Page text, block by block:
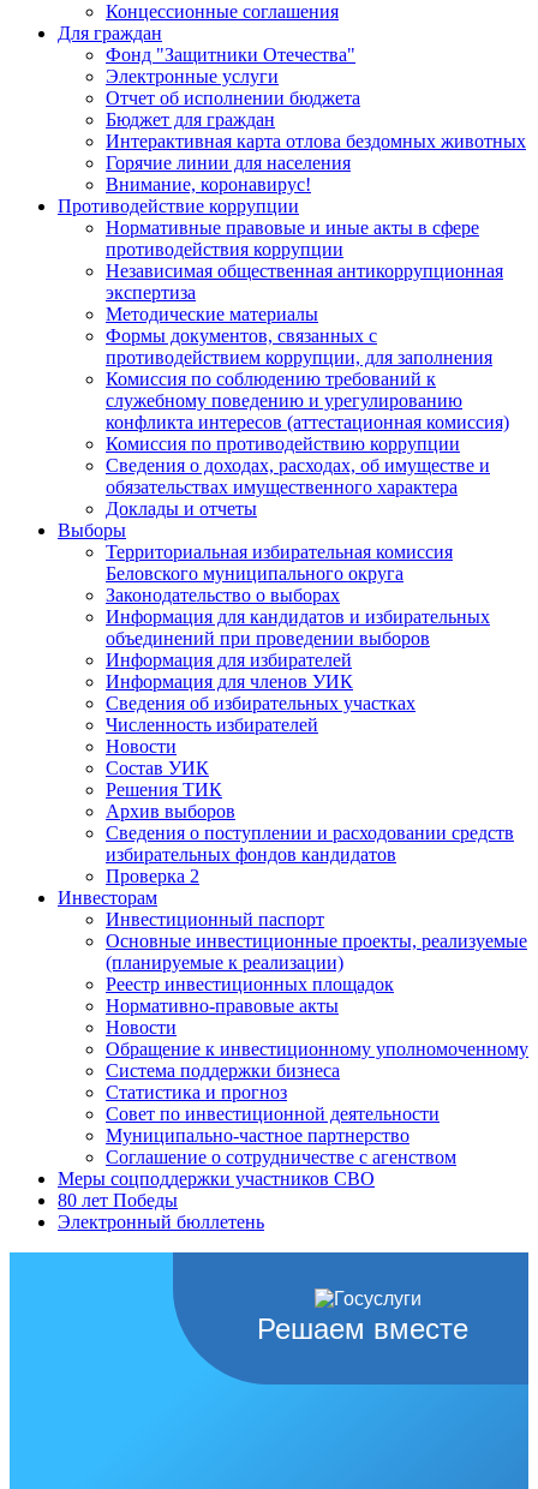
Концессионные соглашения
Для граждан
Фонд "Защитники Отечества"
Электронные услуги
Отчет об исполнении бюджета
Бюджет для граждан
Интерактивная карта отлова бездомных животных
Горячие линии для населения
Внимание, коронавирус!
Противодействие коррупции
Нормативные правовые и иные акты в сфере
противодействия коррупции
Независимая общественная антикоррупционная
экспертиза
Методические материалы
Формы документов, связанных с
противодействием коррупции, для заполнения
Комиссия по соблюдению требований к
служебному поведению и урегулированию
конфликта интересов (аттестационная комиссия)
Комиссия по противодействию коррупции
Сведения о доходах, расходах, об имуществе и
обязательствах имущественного характера
Доклады и отчеты
Выборы
Территориальная избирательная комиссия
Беловского муниципального округа
Законодательство о выборах
Информация для кандидатов и избирательных
объединений при проведении выборов
Информация для избирателей
Информация для членов УИК
Сведения об избирательных участках
Численность избирателей
Новости
Состав УИК
Решения ТИК
Архив выборов
Сведения о поступлении и расходовании средств
избирательных фондов кандидатов
Проверка 2
Инвесторам
Инвестиционный паспорт
Основные инвестиционные проекты, реализуемые
(планируемые к реализации)
Реестр инвестиционных площадок
Нормативно-правовые акты
Новости
Обращение к инвестиционному уполномоченному
Система поддержки бизнеса
Статистика и прогноз
Совет по инвестиционной деятельности
Муниципально-частное партнерство
Соглашение о сотрудничестве с агенством
Меры соцподдержки участников СВО
80 лет Победы
Электронный бюллетень
Решаем вместе